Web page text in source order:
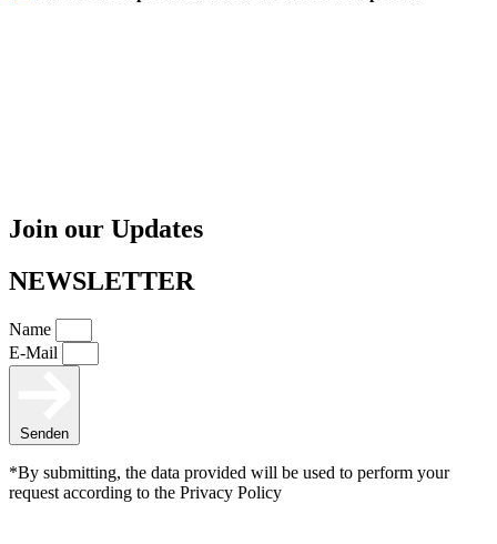
Join our Updates
NEWSLETTER
Name
E-Mail
Senden
*By submitting, the data provided will be used to perform your
request according to the Privacy Policy